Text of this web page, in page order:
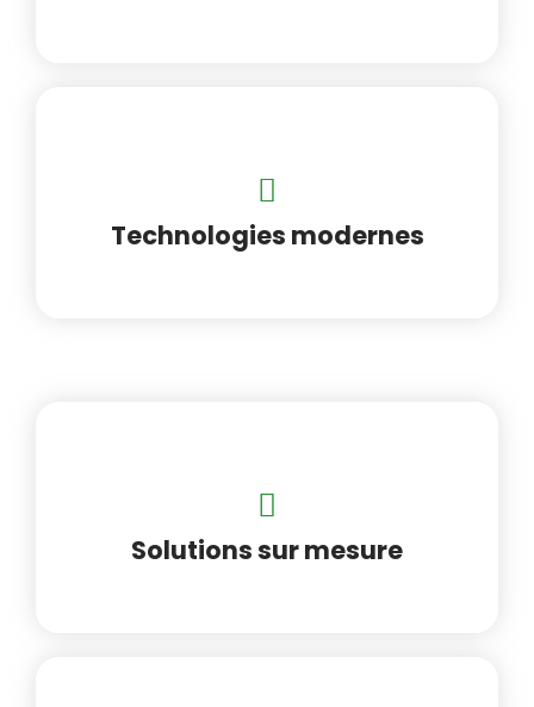
Technologies modernes
Solutions sur mesure